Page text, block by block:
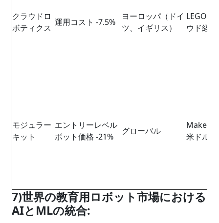
クラウドロ
ボティクス
運用コスト -7.5%
ヨーロッパ（ドイ
ツ、イギリス）
LEGO
ウド経
モジュラー
キット
エントリーレベル
ボット価格 -21%
グローバル
米ドル
7)世界の教育用ロボット市場における
AIとMLの統合: